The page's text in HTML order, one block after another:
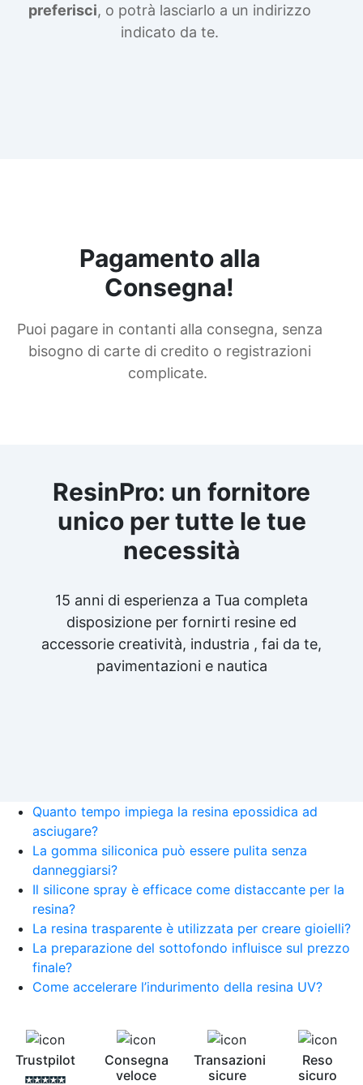
preferisci, o potrà lasciarlo a un indirizzo
indicato da te.
Pagamento alla
Consegna!
Puoi pagare in contanti alla consegna, senza
bisogno di carte di credito o registrazioni
complicate.
ResinPro: un fornitore
unico per tutte le tue
necessità
15 anni di esperienza a Tua completa
disposizione per fornirti resine ed
accessorie creatività, industria , fai da te,
pavimentazioni e nautica
Quanto tempo impiega la resina epossidica ad
asciugare?
La gomma siliconica può essere pulita senza
danneggiarsi?
Il silicone spray è efficace come distaccante per la
resina?
La resina trasparente è utilizzata per creare gioielli?
La preparazione del sottofondo influisce sul prezzo
finale?
Come accelerare l’indurimento della resina UV?
Trustpilot
Consegna
veloce
Transazioni
sicure
Reso
sicuro